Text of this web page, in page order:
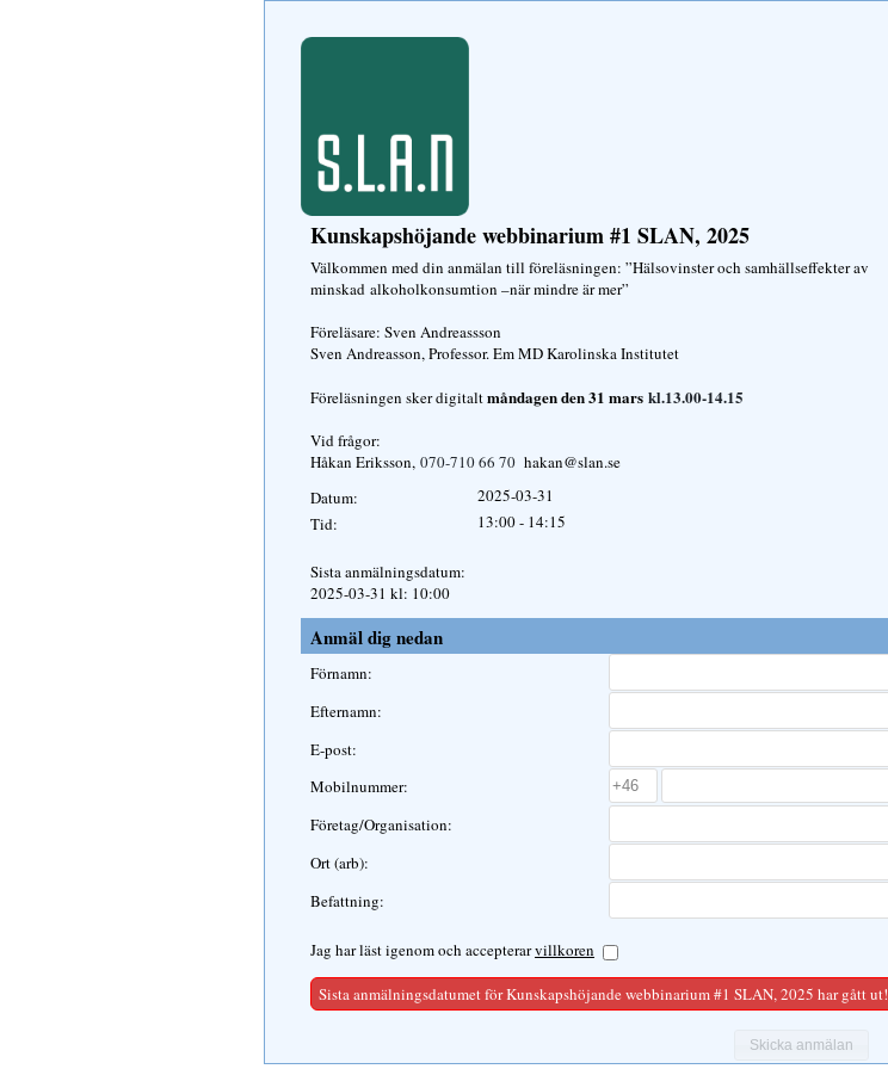
Kunskapshöjande webbinarium #1 SLAN, 2025
Välkommen med din anmälan till föreläsningen: ”Hälsovinster och samhällseffekter av
minskad alkoholkonsumtion –när mindre är mer”
Föreläsare: Sven Andreassson
Sven Andreasson, Professor. Em MD Karolinska Institutet
Föreläsningen sker digitaltmåndagen den 31 mars kl.13.00-14.15
Vid frågor:
Håkan Eriksson, 070-710 66 70 hakan@slan.se
Datum:
2025-03-31
Tid:
13:00 - 14:15
Sista anmälningsdatum:
2025-03-31 kl: 10:00
Anmäl dig nedan
Förnamn:
Efternamn:
E-post:
Mobilnummer:
Företag/Organisation:
Ort (arb):
Befattning:
Jag har läst igenom och accepterarvillkoren
Sista anmälningsdatumet för Kunskapshöjande webbinarium #1 SLAN, 2025 har gått ut!